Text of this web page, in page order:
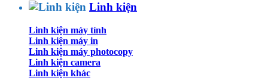
Linh kiện
Linh kiện máy tính
Linh kiện máy in
Linh kiện máy photocopy
Linh kiện camera
Linh kiện khác